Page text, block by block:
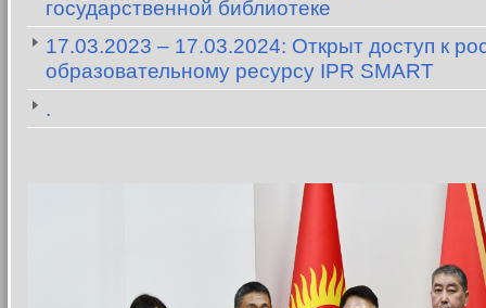
государственной библиотеке
17.03.2023 – 17.03.2024: Открыт доступ к
образовательному ресурсу IPR SMART
.